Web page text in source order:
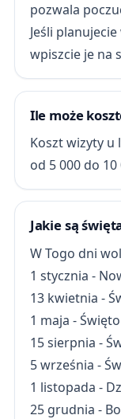
pozwala
Jeśli
wpiszcie je na
Ile może
Koszt wizyty u
od 5 000 do 10
Jakie są
W Togo dni
1 stycznia -
13 kwietnia -
1 maja -
15 sierpnia -
5 września -
1 listopada -
25 grudnia -